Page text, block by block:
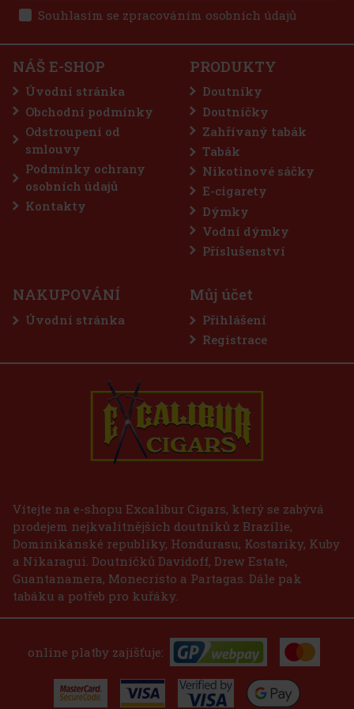
3 725 Kč
SKLADEM(5 ks)
62 Kč bez DPH 75 Kč
E-Zigarette LIO BASE PRO - Gold
(2 ks)
62Kč bez DPH 75 Kč
Do košíku
Souhlasím se zpracováním osobních údajů
NÁŠ E-SHOP
Úvodní stránka
Obchodní podmínky
Odstroupení od
smlouvy
Podmínky ochrany
osobních údajů
Kontakty
PRODUKTY
Doutníky
Doutníčky
Zahřívaný tabák
Tabák
Nikotinové sáčky
E-cigarety
Dýmky
Vodní dýmky
Příslušenství
NAKUPOVÁNÍ
Úvodní stránka
Můj účet
Přihlášení
Registrace
Vítejte na e-shopu Excalibur Cigars, který se zabývá
prodejem nejkvalitnějších doutníků z Brazílie,
Dominikánské republiky, Hondurasu, Kostariky, Kuby
a Nikaragui. Doutníčků Davidoff, Drew Estate,
Guantanamera, Monecristo a Partagas. Dále pak
tabáku a potřeb pro kuřáky.
online platby zajišťuje: